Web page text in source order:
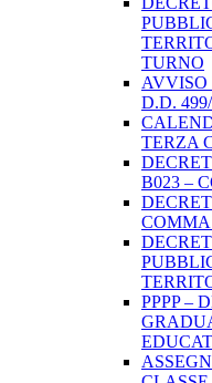
TURNO
AVVISO
D.D.
TERZA
B023 –
COMMA
PPPP –